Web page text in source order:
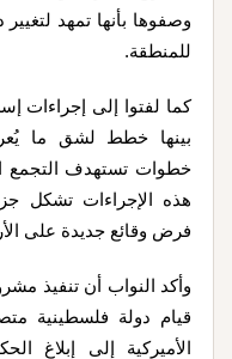
وصفوها بأنها تمهد
للمنطقة.
كما لفتوا إلى إجراءات
بينها خطط لشق ما
خطوات تستهدف التجمع
هذه الإجراءات تشكل
فرض وقائع جديدة على
قيام دولة فلسطينية
الأميركية إلى إبلاغ